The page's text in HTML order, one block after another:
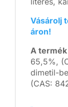
Vásárolj
áron!
A
65,5%,
dimetil-
(CAS: